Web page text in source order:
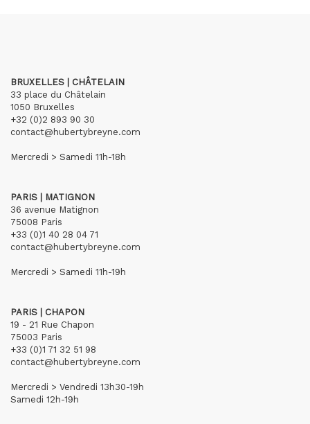
BRUXELLES | CHÂTELAIN
33 place du Châtelain
1050 Bruxelles
+32 (0)2 893 90 30
contact@hubertybreyne.com
Mercredi > Samedi 11h-18h
PARIS | MATIGNON
36 avenue Matignon
75008 Paris
+33 (0)1 40 28 04 71
contact@hubertybreyne.com
Mercredi > Samedi 11h-19h
PARIS | CHAPON
19 - 21 Rue Chapon
75003 Paris
+33 (0)1 71 32 51 98
contact@hubertybreyne.com
Mercredi > Vendredi 13h30-19h
Samedi 12h-19h